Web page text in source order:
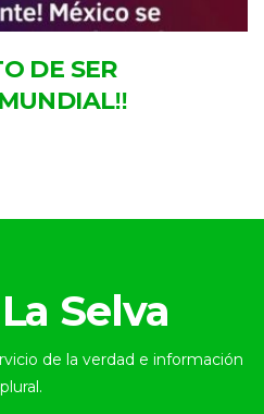
DE SER
Selva
de la verdad e información
plural.